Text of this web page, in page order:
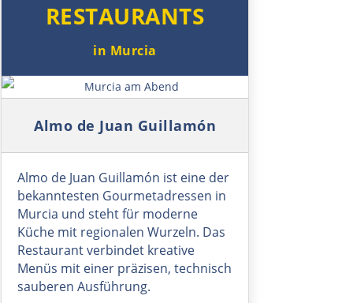
Mont-de-Marsan
Bordeaux
Royan
La Rochelle
La Roche-sur-Yon
Nantes
RESTAURANTS
in Murcia
Symbolbild: Murcia am Abend
Almo de Juan Guillamón
Almo de Juan Guillamón ist eine der
bekanntesten Gourmetadressen in
Murcia und steht für moderne
Küche mit regionalen Wurzeln. Das
Restaurant verbindet kreative
Menüs mit einer präzisen, technisch
sauberen Ausführung.